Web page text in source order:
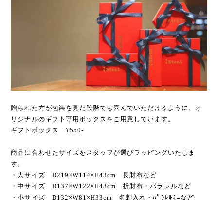
贈られた方が包装を見た段階でも喜んでいただけるように、オ
リジナルのギフト専用ボックスをご用意しています。
ギフトボックス ¥550-
商品に合わせたサイズをスタッフが選びラッピングいたしま
す。
・大サイズ D219×W114×H43cm 長財布など
・中サイズ D137×W122×H43cm 折財布・パラレルなど
・小サイズ D132×W81×H33cm 名刺入れ・ﾊﾟﾗﾚﾙﾐﾆなど